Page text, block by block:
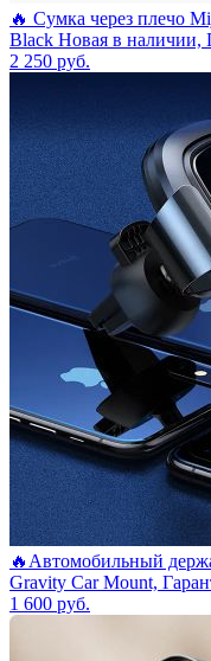
🔥 Сумка через плечо
Black Новая в наличии,
2 250 руб.
🔥Автомобильный
Gravity Car Mount,
1 600 руб.